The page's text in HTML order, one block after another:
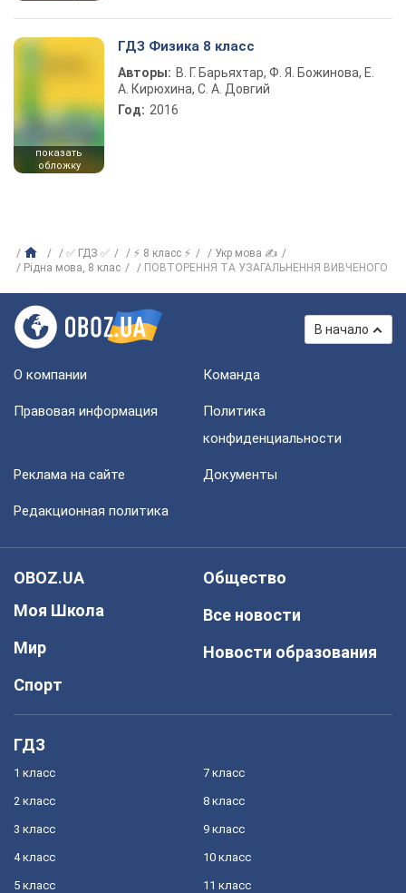
показать
обложку
ГДЗ Физика 8 класс
Авторы: В. Г. Барьяхтар, Ф. Я. Божинова, Е.
А. Кирюхина, С. А. Довгий
Год: 2016
✅ ГДЗ ✅ ⚡ 8 класс ⚡
Укр мова ✍
Рідна мова, 8 клас
ПОВТОРЕННЯ ТА УЗАГАЛЬНЕННЯ ВИВЧЕНОГО
В начало
О компании Команда
Правовая информация
Политика
конфиденциальности
Реклама на сайте Документы
Редакционная политика
OBOZ.UA
Моя Школа
Мир
Спорт
Общество
Все новости
Новости образования
ГДЗ
1 класс
2 класс
3 класс
4 класс
5 класс
7 класс
8 класс
9 класс
10 класс
11 класс